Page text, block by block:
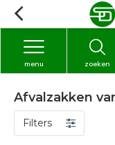
zoeken
menu
Afvalzakken
Filters